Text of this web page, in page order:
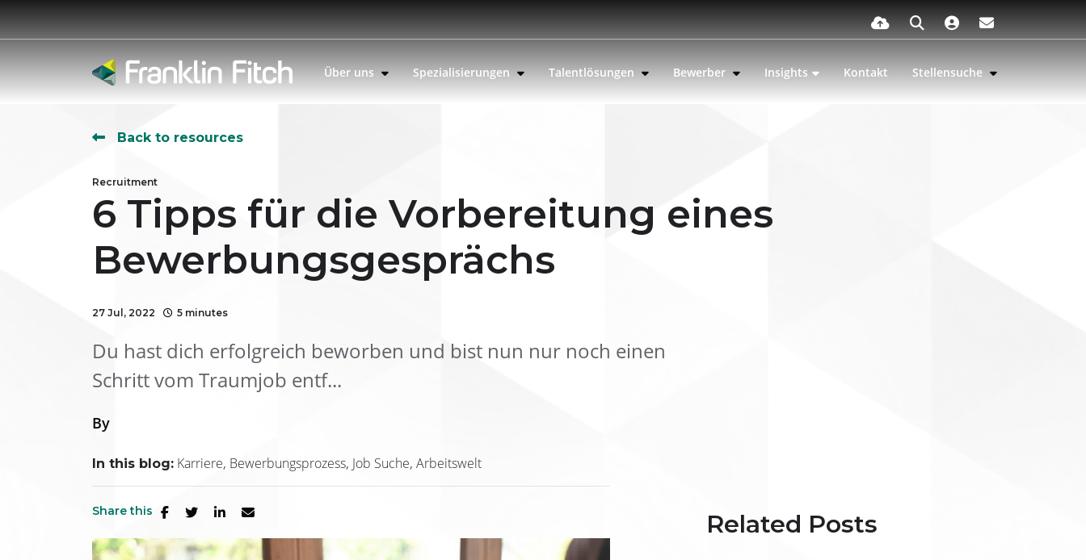
Über uns Spezialisierungen Talentlösungen Bewerber Insights Kontakt Stellensuche
Back to resources
Recruitment
6 Tipps für die Vorbereitung eines
Bewerbungsgesprächs
27 Jul, 2022 5 minutes
Du hast dich erfolgreich beworben und bist nun nur noch einen
Schritt vom Traumjob entf...
By
In this blog: Karriere Bewerbungsprozess Job Suche Arbeitswelt
Share this Related Posts